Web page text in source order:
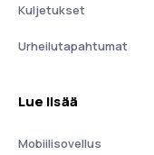
Kuljetukset
Urheilutapahtumat
Lue lisää
Mobiilisovellus